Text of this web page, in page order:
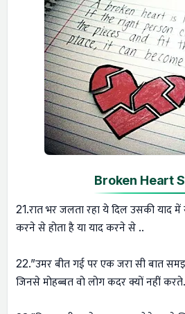
Broken Heart
21.रात भर जलता रहा ये दिल उसकी याद में
करने से होता है या याद करने से ..
22.”उमर बीत गई पर एक जरा सी बात
जिनसे मोहब्बत वो लोग कदर क्यों नहीं